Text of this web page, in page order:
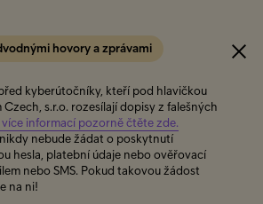
hovory a zprávami
kyberútočníky, kteří pod hlavičkou
s.r.o. rozesílají dopisy z falešných
více informací pozorně čtěte zde.
nebude žádat o poskytnutí
hesla, platební údaje nebo ověřovací
nebo SMS. Pokud takovou žádost
na ni!